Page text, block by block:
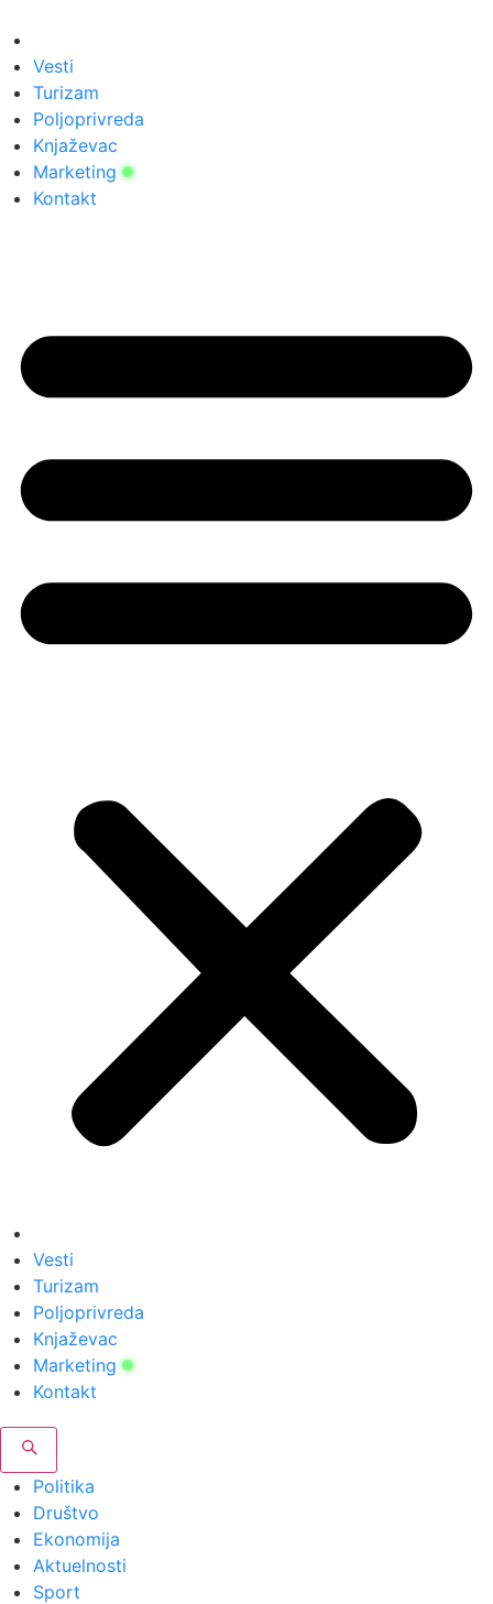
на
садржај
Vesti
Turizam
Poljoprivreda
Knjaževac
Marketing
Kontakt
Vesti
Turizam
Poljoprivreda
Knjaževac
Marketing
Kontakt
Politika
Društvo
Ekonomija
Aktuelnosti
Sport